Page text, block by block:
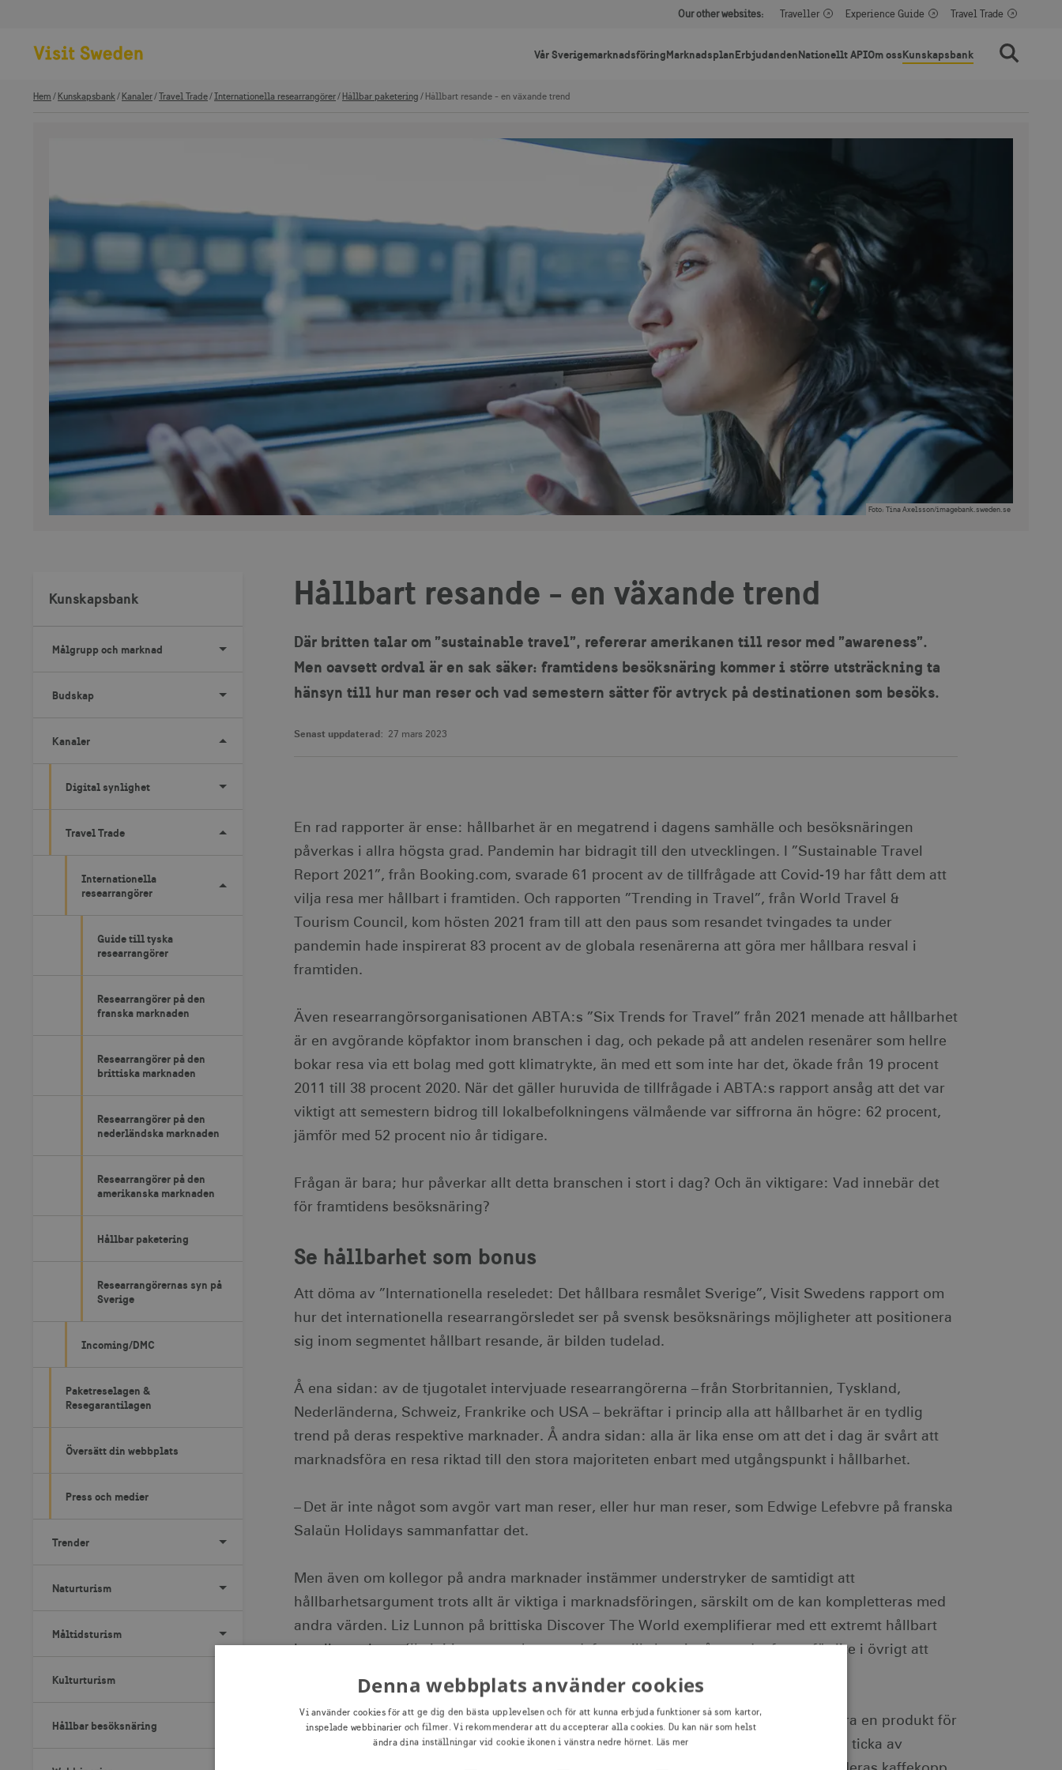
Our other websites: Traveller Experience Guide Travel Trade
Vår SverigemarknadsföringMarknadsplanErbjudandenNationellt APIOm ossKunskapsbank Sök
Hem Kunskapsbank Kanaler Travel Trade Internationella researrangörer Hållbar paketering Hållbart resande - en växande trend
Foto: Tina Axelsson/imagebank.sweden.se
Kunskapsbank
Målgrupp och marknad
Budskap
Kanaler
Digital synlighet
Travel Trade
Internationella
researrangörer
Guide till tyska
researrangörer
Researrangörer på den
franska marknaden
Researrangörer på den
brittiska marknaden
Researrangörer på den
nederländska marknaden
Researrangörer på den
amerikanska marknaden
Hållbar paketering
Researrangörernas syn på
Sverige
Incoming/DMC
Paketreselagen &
Resegarantilagen
Översätt din webbplats
Press och medier
Trender
Naturturism
Måltidsturism
Kulturturism
Hållbar besöksnäring
Hållbart resande - en växande trend
Där britten talar om ”sustainable travel”, refererar amerikanen till resor med ”awareness”.
Men oavsett ordval är en sak säker: framtidens besöksnäring kommer i större utsträckning ta
hänsyn till hur man reser och vad semestern sätter för avtryck på destinationen som besöks.
Senast uppdaterad: 27 mars 2023
En rad rapporter är ense: hållbarhet är en megatrend i dagens samhälle och besöksnäringen
påverkas i allra högsta grad. Pandemin har bidragit till den utvecklingen. I ”Sustainable Travel
Report 2021”, från Booking.com, svarade 61 procent av de tillfrågade att Covid-19 har fått dem att
vilja resa mer hållbart i framtiden. Och rapporten ”Trending in Travel”, från World Travel &
Tourism Council, kom hösten 2021 fram till att den paus som resandet tvingades ta under
pandemin hade inspirerat 83 procent av de globala resenärerna att göra mer hållbara resval i
framtiden.
Även researrangörsorganisationen ABTA:s ”Six Trends for Travel” från 2021 menade att hållbarhet
är en avgörande köpfaktor inom branschen i dag, och pekade på att andelen resenärer som hellre
bokar resa via ett bolag med gott klimatrykte, än med ett som inte har det, ökade från 19 procent
2011 till 38 procent 2020. När det gäller huruvida de tillfrågade i ABTA:s rapport ansåg att det var
viktigt att semestern bidrog till lokalbefolkningens välmående var siffrorna än högre: 62 procent,
jämför med 52 procent nio år tidigare.
Frågan är bara; hur påverkar allt detta branschen i stort i dag? Och än viktigare: Vad innebär det
för framtidens besöksnäring?
Se hållbarhet som bonus
Att döma av ”Internationella reseledet: Det hållbara resmålet Sverige”, Visit Swedens rapport om
hur det internationella researrangörsledet ser på svensk besöksnärings möjligheter att positionera
sig inom segmentet hållbart resande, är bilden tudelad.
Å ena sidan: av de tjugotalet intervjuade researrangörerna – från Storbritannien, Tyskland,
Nederländerna, Schweiz, Frankrike och USA – bekräftar i princip alla att hållbarhet är en tydlig
trend på deras respektive marknader. Å andra sidan: alla är lika ense om att det i dag är svårt att
marknadsföra en resa riktad till den stora majoriteten enbart med utgångspunkt i hållbarhet.
– Det är inte något som avgör vart man reser, eller hur man reser, som Edwige Lefebvre på franska
Salaün Holidays sammanfattar det.
Men även om kollegor på andra marknader instämmer understryker de samtidigt att
hållbarhetsargument trots allt är viktiga i marknadsföringen, särskilt om de kan kompletteras med
andra värden. Liz Lunnon på brittiska Discover The World exemplifierar med ett extremt hållbart
hotell som hon ville initiera samarbete med, fram tills hon insåg att det fanns för lite i övrigt att
– Det var väldigt nischat för någon som är helt inne på hållbarhet, istället för att vara en produkt för
den som vill ha en fantastisk semester med otroliga upplevelser, och kanske kunna ticka av
Denna webbplats använder cookies
Vi använder cookies för att ge dig den bästa upplevelsen och för att kunna erbjuda funktioner så som kartor,
inspelade webbinarier och filmer. Vi rekommenderar att du accepterar alla cookies. Du kan när som helst
ändra dina inställningar vid cookie ikonen i vänstra nedre hörnet. Läs mer